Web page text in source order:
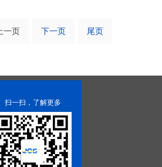
一页 下一页 尾页
扫一扫，了解更多